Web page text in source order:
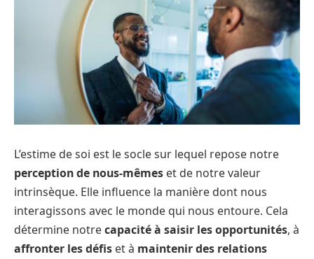
L’estime de soi est le socle sur lequel repose notre
perception de nous-mêmes et de notre valeur
intrinsèque. Elle influence la manière dont nous
interagissons avec le monde qui nous entoure. Cela
détermine notrecapacité à saisir les opportunités, à
affronter les défis et à maintenir des relations